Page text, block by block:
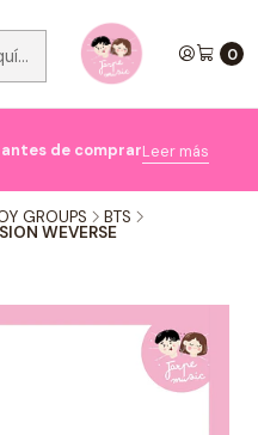
0
de comprarLeer más
GROUPS BTS
WEVERSE